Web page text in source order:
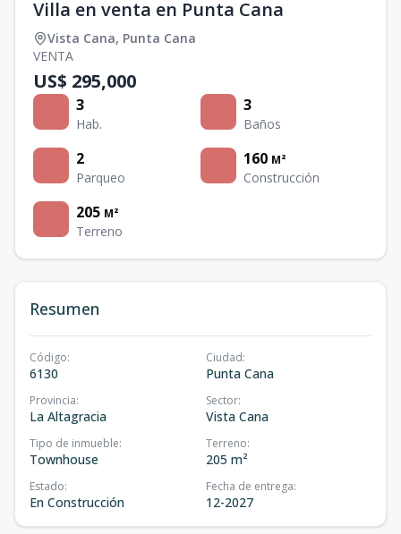
Villa en venta en Punta Cana
Vista Cana, Punta Cana
VENTA
US$ 295,000
3
Hab.
3
Baños
2
Parqueo
160 M²
Construcción
205 M²
Terreno
Resumen
Código:
6130
Ciudad:
Punta Cana
Provincia:
La Altagracia
Sector:
Vista Cana
Tipo de inmueble:
Townhouse
Terreno:
205 m²
Estado:
En Construcción
Fecha de entrega:
12-2027